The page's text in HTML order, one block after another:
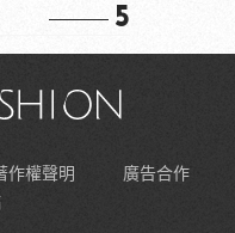
5
作權聲明
廣告合作